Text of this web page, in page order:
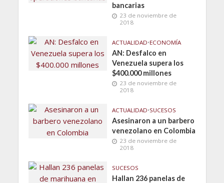
bancarias
23 de noviembre de
2018
ACTUALIDAD•ECONOMÍA
AN: Desfalco en
Venezuela supera los
$400.000 millones
23 de noviembre de
2018
ACTUALIDAD•SUCESOS
Asesinaron a un barbero
venezolano en Colombia
23 de noviembre de
2018
SUCESOS
Hallan 236 panelas de